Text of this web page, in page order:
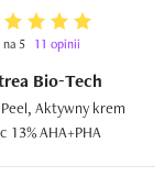
na 5 11 opinii
Bio-Tech
Aktywny krem